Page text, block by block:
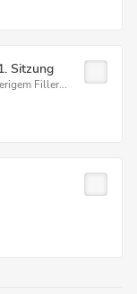
Sitzung
Filler...